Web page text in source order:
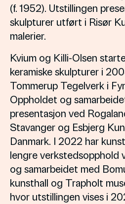
(f. 1952). Utstillingen
skulpturer utført i Risør
malerier.
Kvium og Killi-Olsen
keramiske skulpturer i
Tommerup Tegelverk i
Oppholdet og
presentasjon ved
Stavanger og Esbjerg
Danmark. I 2022 har
lengre verkstedsopphold
og samarbeidet med
kunsthall og Trapholt
hvor utstillingen vises i